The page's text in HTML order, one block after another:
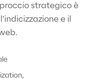
strategico è
e il